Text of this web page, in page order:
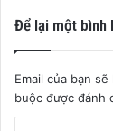
Để lại một bình
Email của bạn
buộc được đánh